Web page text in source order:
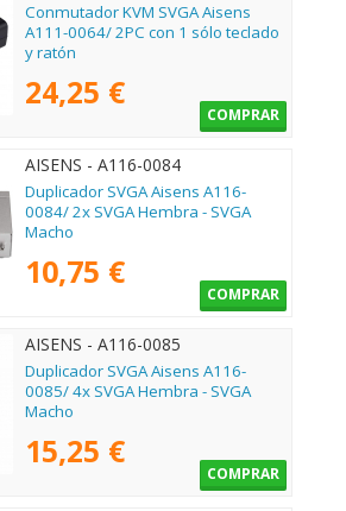
Conmutador KVM SVGA Aisens
A111-0064/ 2PC con 1 sólo teclado
y ratón
24,25 €
COMPRAR
AISENS - A116-0084
Duplicador SVGA Aisens A116-
0084/ 2x SVGA Hembra - SVGA
Macho
10,75 €
COMPRAR
AISENS - A116-0085
Duplicador SVGA Aisens A116-
0085/ 4x SVGA Hembra - SVGA
Macho
15,25 €
COMPRAR